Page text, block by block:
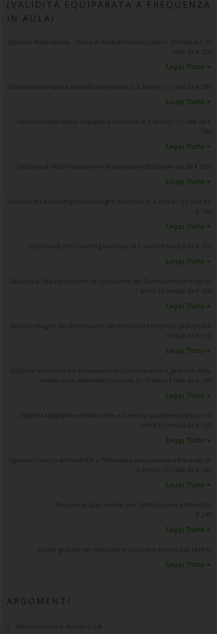
(VALIDITÀ EQUIPARATA A FREQUENZA
IN AULA)
Diploma Naturopatia – Piano di studi personalizzato in 10 moduli e 10
rate da € 120
Leggi Tutto
Diploma Naturopatia scientifica triennale (o 3 anni in 1) 3 rate da € 380
Leggi Tutto
Diploma Naturopatia energetica triennale (o 3 anni in 1) 3 rate da €
380
Leggi Tutto
Diploma di Alta Formazione in Naturopatia Olistica (4 rate da € 380)
Leggi Tutto
Diploma di Counseling Psicobiologico triennale (o 3 anni in 1) 3 rate da
€ 380
Leggi Tutto
Diploma di Life Coaching biennale (o 1 anno) 8 moduli da € 120
Leggi Tutto
Diploma di Alta Formazione di Consulente del Benessere triennale (o
1 anno) 10 moduli da € 120
Leggi Tutto
Diploma Magistrale di Formatore del Benessere biennale (o 6 mesi) 6
moduli da € 120
Leggi Tutto
Diploma Nutrizione ed Alimentazione psicosomatica e gestione delle
intolleranze alimentari triennale (o 12 mesi) 3 rate da € 380
Leggi Tutto
Diploma Magistrale in Nutrizione e Dietetica quadriennale (o in 12
mesi) 12 moduli da € 120
Leggi Tutto
Diploma Scienze erboristiche e fitoterapia psicosomatica triennale (o
3 anni in 1) 3 rate da € 380
Leggi Tutto
Tirocinio pratico on line con Certificazione e Attestato
€ 240
Leggi Tutto
Scuole gratuite per Attestato in Discipline bionaturali UNIPSI
Leggi Tutto
ARGOMENTI
Alimentazione e dietetica (34)